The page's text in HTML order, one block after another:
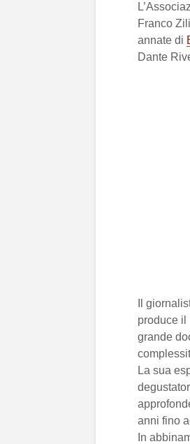
Franco
annate di
Dante
Il
produce il
grande
La sua
anni fino
In